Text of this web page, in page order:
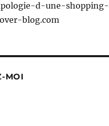
d-une-shopping-
blog.com
MOI